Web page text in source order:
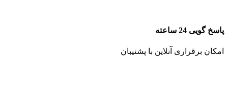
پاسخ گویی 24 ساعته
امکان برقراری آنلاین با پشتیبان